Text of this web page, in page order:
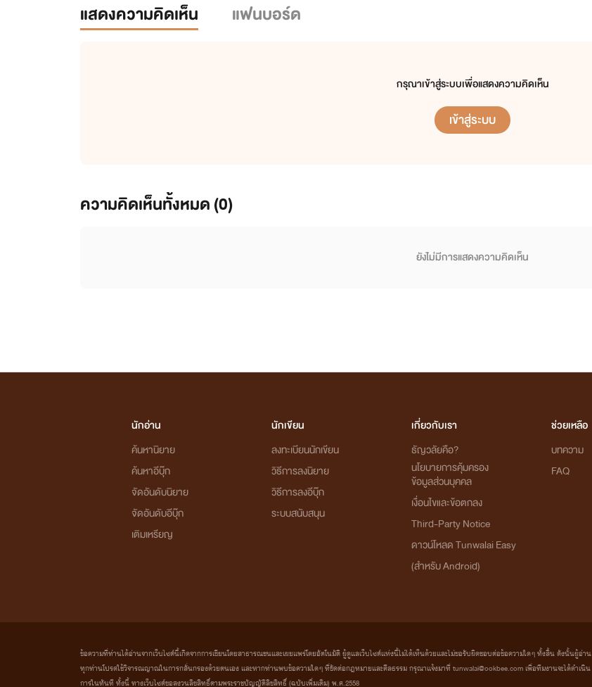
แสดงความคิดเห็น แฟนบอร์ด
กรุณาเข้าสู่ระบบเพื่อแสดงความคิดเห็น
เข้าสู่ระบบ
ความคิดเห็นทั้งหมด (0)
ยังไม่มีการแสดงความคิดเห็น
นักอ่าน
ค้นหานิยาย
ค้นหาอีบุ๊ก
จัดอันดับนิยาย
จัดอันดับอีบุ๊ก
เติมเหรียญ
นักเขียน
ลงทะเบียนนักเขียน
วิธีการลงนิยาย
วิธีการลงอีบุ๊ก
ระบบสนับสนุน
เกี่ยวกับเรา
ธัญวลัยคือ?
นโยบายการคุ้มครอง
ข้อมูลส่วนบุคคล
เงื่อนไขและข้อตกลง
Third-Party Notice
ดาวน์โหลด Tunwalai Easy
(สำหรับ Android)
ช่วยเหลือ
บทความ
FAQ
ข้อความที่ท่านได้อ่านจากเว็บไซต์นี้เกิดจากการเขียนโดยสาธารณชนและเผยแพร่โดยอัตโนมัติ ผู้ดูแลเว็บไซต์แห่งนี้ไม่ได้เห็นด้วยและไม่ขอรับผิดชอบต่อข้อความใดๆ ทั้งสิ้น ดังนั้นผู้อ่าน
ทุกท่านโปรดใช้วิจารณญาณในการกลั่นกรองด้วยตนเอง และหากท่านพบข้อความใดๆ ที่ขัดต่อกฎหมายและศีลธรรม กรุณาแจ้งมาที่ tunwalai@ookbee.com เพื่อทีมงานจะได้ดำเนิน
การในทันที ทั้งนี้ ทางเว็บไซต์ขอสงวนลิขสิทธิ์ตามพระราชบัญญัติลิขสิทธิ์ (ฉบับเพิ่มเติม) พ.ศ.2558